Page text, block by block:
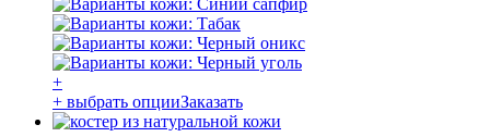
+
+ выбрать опцииЗаказать